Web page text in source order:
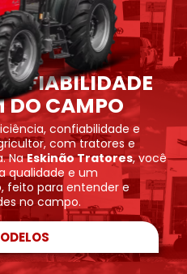
DO CAMPO
confiabilidade e
com tratores e
NaEskinão Tratores, você
qualidade e um
feito para entender e
no campo.